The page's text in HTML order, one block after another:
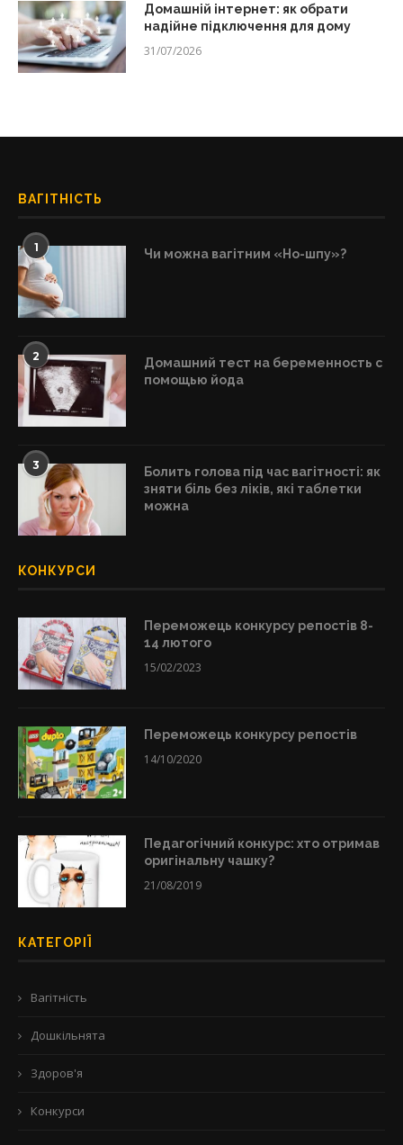
Домашній інтернет: як обрати
надійне підключення для дому
31/07/2026
ВАГІТНІСТЬ
1 Чи можна вагітним «Но-шпу»?
2
Домашний тест на беременность с
помощью йода
3
Болить голова під час вагітності: як
зняти біль без ліків, які таблетки
можна
КОНКУРСИ
Переможець конкурсу репостів 8-
14 лютого
15/02/2023
Переможець конкурсу репостів
14/10/2020
Педагогічний конкурс: хто отримав
оригінальну чашку?
21/08/2019
КАТЕГОРІЇ
Вагітність
Дошкільнята
Здоров'я
Конкурси